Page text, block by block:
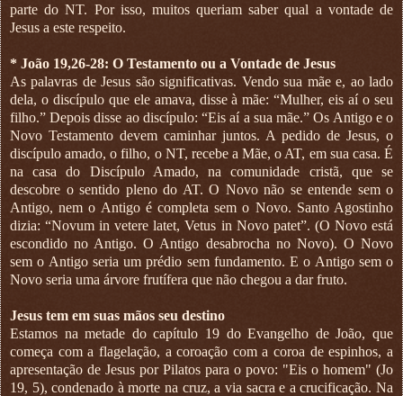
parte do NT. Por isso, muitos queriam saber qual a vontade de
Jesus a este respeito.
* João 19,26-28: O Testamento ou a Vontade de Jesus
As palavras de Jesus são significativas. Vendo sua mãe e, ao lado
dela, o discípulo que ele amava, disse à mãe: “Mulher, eis aí o seu
filho.” Depois disse ao discípulo: “Eis aí a sua mãe.” Os Antigo e o
Novo Testamento devem caminhar juntos. A pedido de Jesus, o
discípulo amado, o filho, o NT, recebe a Mãe, o AT, em sua casa. É
na casa do Discípulo Amado, na comunidade cristã, que se
descobre o sentido pleno do AT. O Novo não se entende sem o
Antigo, nem o Antigo é completa sem o Novo. Santo Agostinho
dizia: “Novum in vetere latet, Vetus in Novo patet”. (O Novo está
escondido no Antigo. O Antigo desabrocha no Novo). O Novo
sem o Antigo seria um prédio sem fundamento. E o Antigo sem o
Novo seria uma árvore frutífera que não chegou a dar fruto.
Jesus tem em suas mãos seu destino
Estamos na metade do capítulo 19 do Evangelho de João, que
começa com a flagelação, a coroação com a coroa de espinhos, a
apresentação de Jesus por Pilatos para o povo: "Eis o homem" (Jo
19, 5), condenado à morte na cruz, a via sacra e a crucificação. Na